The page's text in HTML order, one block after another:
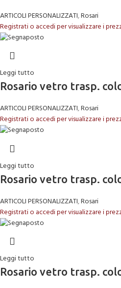
ARTICOLI PERSONALIZZATI,Rosari
Registrati o accedi per visualizzare i
Leggi tutto
Rosario vetro trasp.
ARTICOLI PERSONALIZZATI,Rosari
Registrati o accedi per visualizzare i
Leggi tutto
Rosario vetro trasp.
ARTICOLI PERSONALIZZATI,Rosari
Registrati o accedi per visualizzare i
Leggi tutto
Rosario vetro trasp.